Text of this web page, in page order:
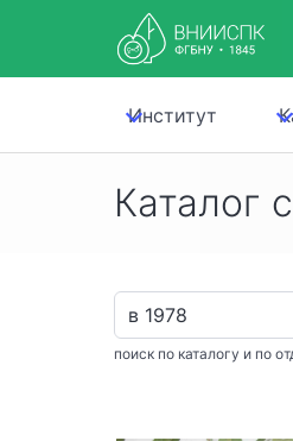
Институт
Каталог
поиск по каталогу и по